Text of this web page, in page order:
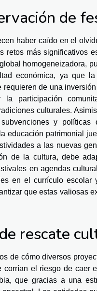
de
haber caído en el
retos más significativos
homogeneizadora,
económica, ya que
de una
la participación
culturales.
y
educación patrimonial
a las nuevas
de la cultura, debe
en agendas
en el currículo
que estas valiosas
rescate
de cómo diversos
el riesgo de caer
que gracias a una